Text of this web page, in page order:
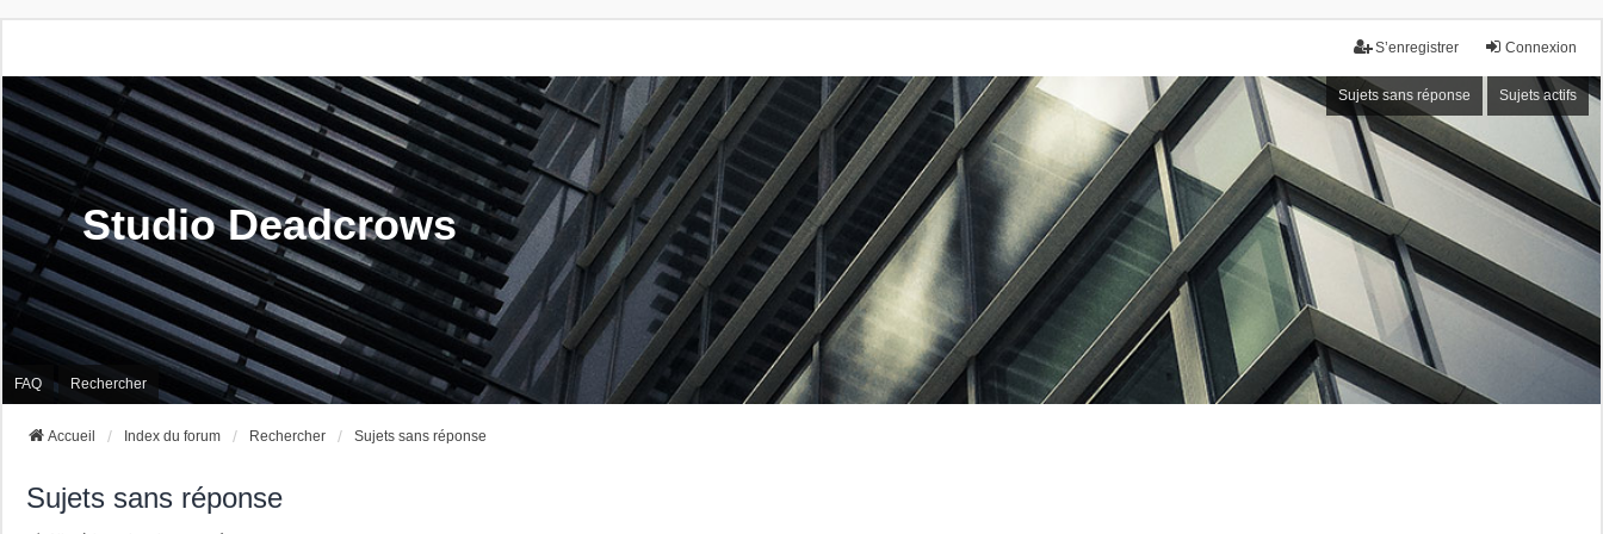
Connexion
S’enregistrer
Sujets sans réponse Sujets actifs
Studio Deadcrows
FAQ Rechercher
Accueil Index du forum Rechercher Sujets sans réponse
Sujets sans réponse